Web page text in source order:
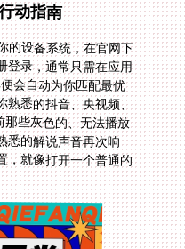
动指南
的设备系统，在官网下
登录，通常只需在应用
便会自动为你匹配最优
熟悉的抖音、央视频、
那些灰色的、无法播放
悉的解说声音再次响
，就像打开一个普通的